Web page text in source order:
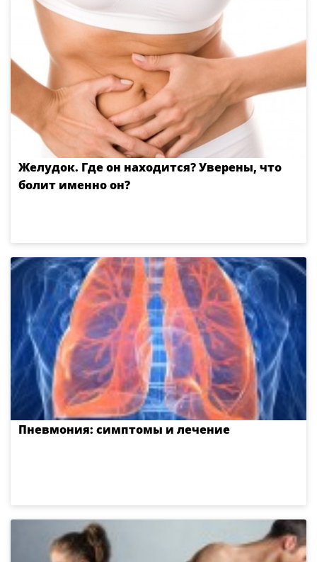
Желудок. Где он находится? Уверены, что
болит именно он?
Пневмония: симптомы и лечение